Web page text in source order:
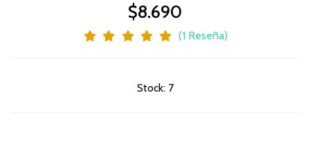
$8.690
(1 Reseña)
Stock: 7